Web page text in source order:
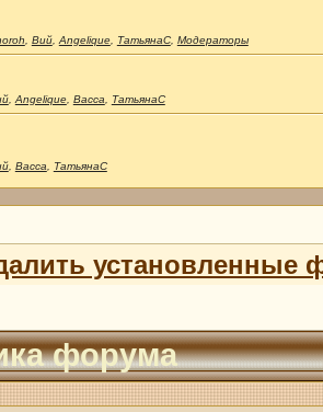
Вий, Angelique, ТатьянаС, Модераторы
, Angelique, Васса ТатьянаС
, Васса ТатьянаС
установленные
форума